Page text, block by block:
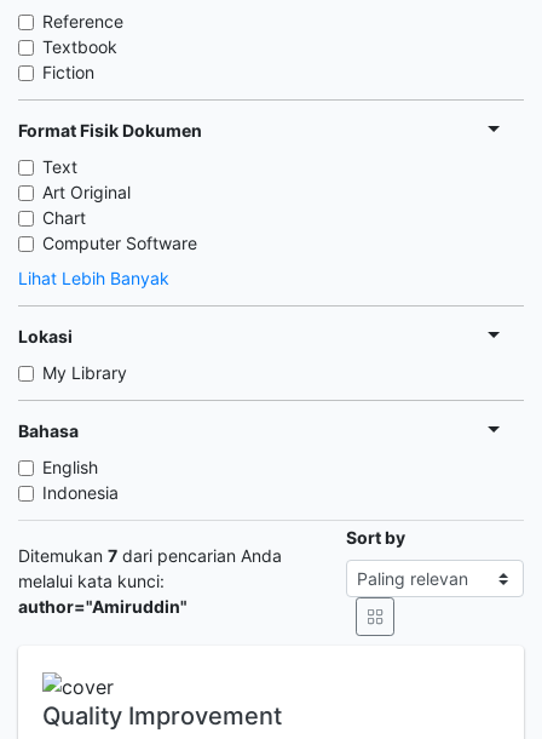
Reference
Textbook
Fiction
Format Fisik Dokumen
Text
Art Original
Chart
Computer Software
Lihat Lebih Banyak
Lokasi
My Library
Bahasa
English
Indonesia
Ditemukan 7 dari pencarian Anda
melalui kata kunci:
author="Amiruddin"
Sort by
Quality Improvement